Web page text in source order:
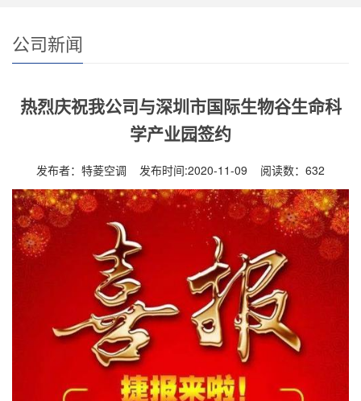
公司新闻
热烈庆祝我公司与深圳市国际生物谷生命科
学产业园签约
发布者：特菱空调 发布时间:2020-11-09 阅读数： 632